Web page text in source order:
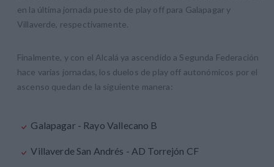
en la última jornada puesto de play off para Galapagar y
Villaverde, respectivamente.
Finalmente, y con el Alcalá ya ascendido a Segunda Federación
hace varias jornadas, los duelos de play off autonómicos por el
ascenso quedan de la siguiente manera:
Galapagar - Rayo Vallecano B
Villaverde San Andrés - AD Torrejón CF